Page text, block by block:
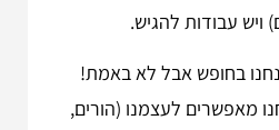
ויש עבודות להגיש.
בחופש אבל לא באמת!
מאפשרים לעצמנו (הורים,